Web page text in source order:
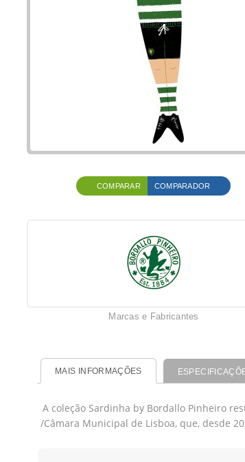
COMPARAR COMPARADOR
Marcas e Fabricantes
MAIS INFORMAÇÕES
A coleção Sardinha by Bordallo Pinheiro
/Câmara Municipal de Lisboa, que, desde